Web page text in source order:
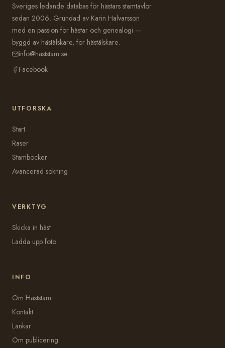
Sveriges ledande databas för hästars stamtavlor
sedan 2006. Grundad av Karin Halvarsson
med en passion för hästar och genealogi —
byggd av hästälskare, för hästälskare.
info@haststam.se
Facebook
UTFORSKA
Start
Raser
Stamböcker
Avancerad sökning
VERKTYG
Skicka in häst
Ladda upp foto
INFO
Om Häststam
Kontakt
Länkar
Om publicering